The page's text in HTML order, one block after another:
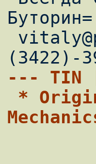
--- TIN